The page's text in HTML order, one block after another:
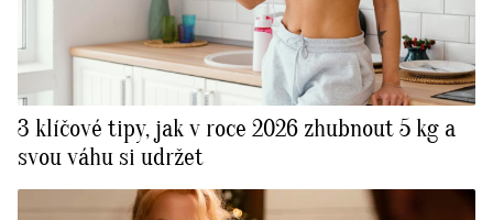
3 klíčové tipy, jak v roce 2026 zhubnout 5 kg a
svou váhu si udržet